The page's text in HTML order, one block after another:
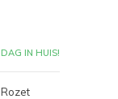
IN HUIS!